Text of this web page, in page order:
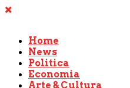
Home
News
Politica
Economia
Arte & Cultura